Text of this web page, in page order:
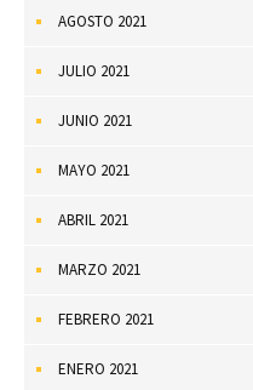
AGOSTO 2021
JULIO 2021
JUNIO 2021
MAYO 2021
ABRIL 2021
MARZO 2021
FEBRERO 2021
ENERO 2021